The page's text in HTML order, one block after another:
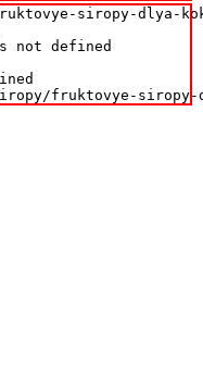
siropy-dlya-
not defined
fruktovye-